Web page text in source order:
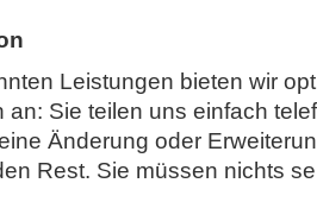
Leistungen bieten wir
an: Sie teilen uns einfach
Änderung oder
Rest. Sie müssen nichts